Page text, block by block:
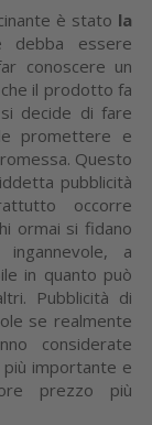
è stato la
essere
conoscere un
il prodotto fa
decide di fare
promettere e
Questo
pubblicità
occorre
ormai si fidano
a
in quanto può
Pubblicità di
se realmente
considerate
importante e
prezzo più